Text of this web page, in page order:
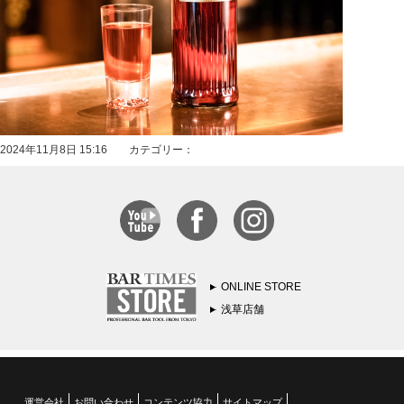
2024年11月8日 15:16 カテゴリー：
ONLINE STORE
浅草店舗